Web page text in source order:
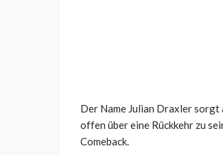
Der Name Julian Draxler
offen über eine Rückkehr zu
Comeback.